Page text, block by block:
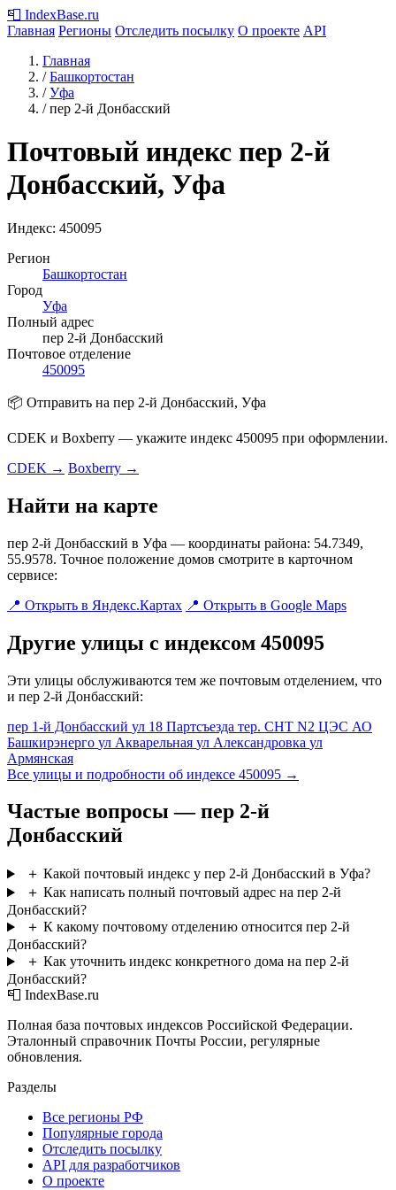
📮 IndexBase.ru
Главная Регионы Отследить посылку О проекте API
Главная
/ Башкортостан
/ Уфа
/ пер 2-й Донбасский
Почтовый индекс пер 2-й
Донбасский, Уфа
Индекс: 450095
Регион
Башкортостан
Город
Уфа
Полный адрес
пер 2-й Донбасский
Почтовое отделение
450095
📦 Отправить на пер 2-й Донбасский, Уфа
CDEK и Boxberry — укажите индекс 450095 при оформлении.
CDEK → Boxberry →
Найти на карте
пер 2-й Донбасский в Уфа — координаты района: 54.7349,
55.9578. Точное положение домов смотрите в карточном
сервисе:
📍 Открыть в Яндекс.Картах 📍 Открыть в Google Maps
Другие улицы с индексом 450095
Эти улицы обслуживаются тем же почтовым отделением, что
и пер 2-й Донбасский:
пер 1-й Донбасский ул 18 Партсъезда тер. СНТ N2 ЦЭС АО
Башкирэнерго ул Акварельная ул Александровка ул
Армянская
Все улицы и подробности об индексе 450095 →
Частые вопросы — пер 2-й
Донбасский
＋ Какой почтовый индекс у пер 2-й Донбасский в Уфа?
＋ Как написать полный почтовый адрес на пер 2-й
Донбасский?
＋ К какому почтовому отделению относится пер 2-й
Донбасский?
＋ Как уточнить индекс конкретного дома на пер 2-й
Донбасский?
📮 IndexBase.ru
Полная база почтовых индексов Российской Федерации.
Эталонный справочник Почты России, регулярные
обновления.
Разделы
Все регионы РФ
Популярные города
Отследить посылку
API для разработчиков
О проекте